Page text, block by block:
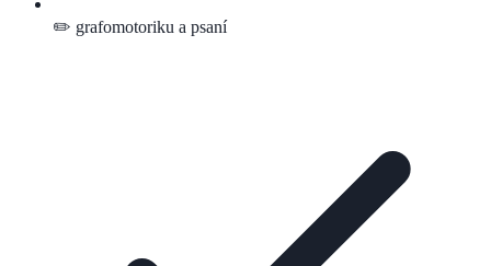
✏️ grafomotoriku a psaní